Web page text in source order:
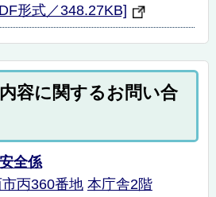
形式／348.27KB]
容に関するお問い合
全係
丙360番地 本庁舎2階